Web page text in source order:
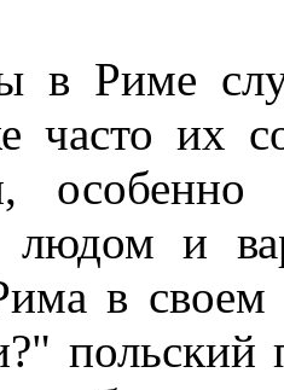
в Риме
часто их
особенно
людом и
в своем
польский